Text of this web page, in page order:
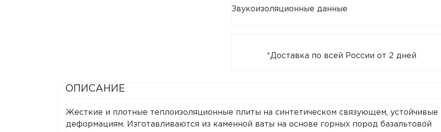
Звукоизоляционные данные
*Доставка по всей России от 2 дней
ОПИСАНИЕ
Жесткие и плотные теплоизоляционные плиты на синтетическом связующем, устойчивые
деформациям. Изготавливаются из каменной ваты на основе горных пород базальтовой